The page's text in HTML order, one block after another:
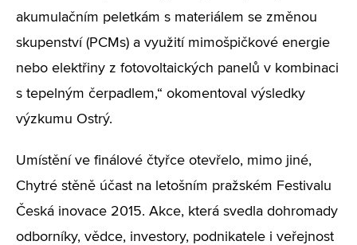
akumulačním peletkám s materiálem se změnou
skupenství (PCMs) a využití mimošpičkové energie
nebo elektřiny z fotovoltaických panelů v kombinaci
s tepelným čerpadlem,“ okomentoval výsledky
výzkumu Ostrý.
Umístění ve finálové čtyřce otevřelo, mimo jiné,
Chytré stěně účast na letošním pražském Festivalu
Česká inovace 2015. Akce, která svedla dohromady
odborníky, vědce, investory, podnikatele i veřejnost